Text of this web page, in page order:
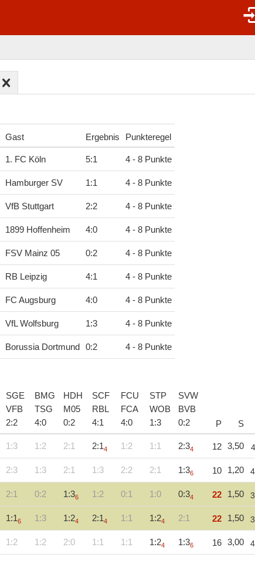
Gast Ergebnis Punkteregel
1. FC Köln 5:1 4 - 8 Punkte
Hamburger SV 1:1 4 - 8 Punkte
VfB Stuttgart 2:2 4 - 8 Punkte
1899 Hoffenheim 4:0 4 - 8 Punkte
FSV Mainz 05 0:2 4 - 8 Punkte
RB Leipzig 4:1 4 - 8 Punkte
FC Augsburg 4:0 4 - 8 Punkte
VfL Wolfsburg 1:3 4 - 8 Punkte
Borussia Dortmund 0:2 4 - 8 Punkte
SGE
VFB
2:2
BMG
TSG
4:0
HDH
M05
0:2
SCF
RBL
4:1
FCU
FCA
4:0
STP
WOB
1:3
SVW
BVB
0:2 P S
1:3 1:2 2:1 2:14 1:2 1:1 2:34 12 3,50
2:3 1:3 2:1 1:3 2:2 2:1 1:36 10 1,20
2:1 0:2 1:36 1:2 0:1 1:0 0:34 22 1,50
1:16 1:3 1:24 2:14 1:1 1:24 2:1 22 1,50
1:2 1:2 2:0 1:1 1:1 1:24 1:36 16 3,00